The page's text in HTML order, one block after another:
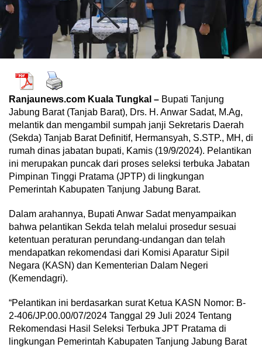
Ranjaunews.com Kuala Tungkal – Bupati Tanjung
Jabung Barat (Tanjab Barat), Drs. H. Anwar Sadat, M.Ag,
melantik dan mengambil sumpah janji Sekretaris Daerah
(Sekda) Tanjab Barat Definitif, Hermansyah, S.STP., MH, di
rumah dinas jabatan bupati, Kamis (19/9/2024). Pelantikan
ini merupakan puncak dari proses seleksi terbuka Jabatan
Pimpinan Tinggi Pratama (JPTP) di lingkungan
Pemerintah Kabupaten Tanjung Jabung Barat.
Dalam arahannya, Bupati Anwar Sadat menyampaikan
bahwa pelantikan Sekda telah melalui prosedur sesuai
ketentuan peraturan perundang-undangan dan telah
mendapatkan rekomendasi dari Komisi Aparatur Sipil
Negara (KASN) dan Kementerian Dalam Negeri
(Kemendagri).
“Pelantikan ini berdasarkan surat Ketua KASN Nomor: B-
2-406/JP.00.00/07/2024 Tanggal 29 Juli 2024 Tentang
Rekomendasi Hasil Seleksi Terbuka JPT Pratama di
lingkungan Pemerintah Kabupaten Tanjung Jabung Barat